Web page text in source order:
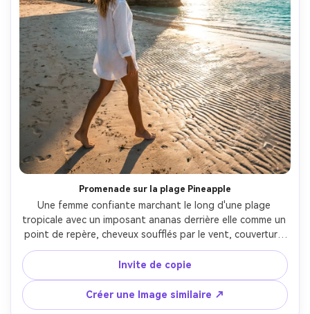
Promenade sur la plage Pineapple
Une femme confiante marchant le long d'une plage
tropicale avec un imposant ananas derrière elle comme un
point de repère, cheveux soufflés par le vent, couverture
de lin, eau turquoise, éclat de soleil, photographié sur
Sony A1 24mm f/2.8, composition grand angle sur tout le
corps, lignes principales fortes dans le sable, points forts
nets, textures photoréalistes sur la peau d'ananas,
photographie de voyage cinématographique- -ar 4:5
Invite de copie
Créer une Image similaire ↗